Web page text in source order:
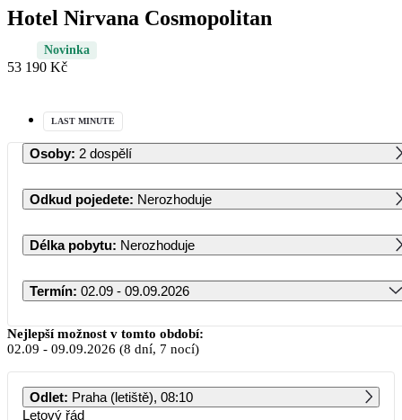
Hotel Nirvana Cosmopolitan
Novinka
53 190 Kč
LAST MINUTE
Osoby: 2 dospělí
Odkud pojedete: Nerozhoduje
Délka pobytu: Nerozhoduje
Termín: 02.09 - 09.09.2026
Září 2026
PO ÚT ST ČT PÁ SO NE
Nejlepší možnost v tomto období:
02.09 - 09.09.2026 (8 dní, 7 nocí)
Odlet: Praha (letiště), 08:10
Letový řád